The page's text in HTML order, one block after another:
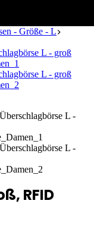
- Größe - L
RFID